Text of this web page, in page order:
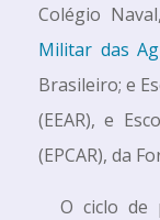
Colégio
Militar das
Brasileiro; e
(EEAR), e
(EPCAR), da
O ciclo de